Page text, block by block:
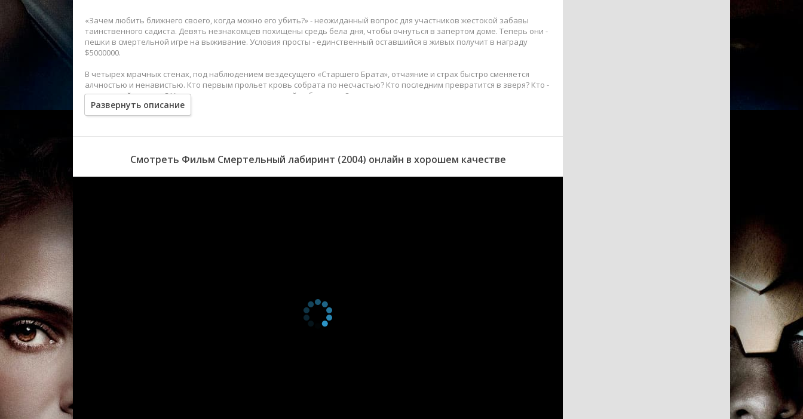
«Зачем любить ближнего своего, когда можно его убить?» - неожиданный вопрос для участников жестокой забавы
таинственного садиста. Девять незнакомцев похищены средь бела дня, чтобы очнуться в запертом доме. Теперь они -
пешки в смертельной игре на выживание. Условия просты - единственный оставшийся в живых получит в награду
$5000000.
В четырех мрачных стенах, под наблюдением вездесущего «Старшего Брата», отчаяние и страх быстро сменяется
алчностью и ненавистью. Кто первым прольет кровь собрата по несчастью? Кто последним превратится в зверя? Кто -
хозяин этой тюрьмы? Узнает ли ответ окровавленный победитель?
Развернуть описание
Смотреть Фильм Смертельный лабиринт (2004) онлайн в хорошем качестве